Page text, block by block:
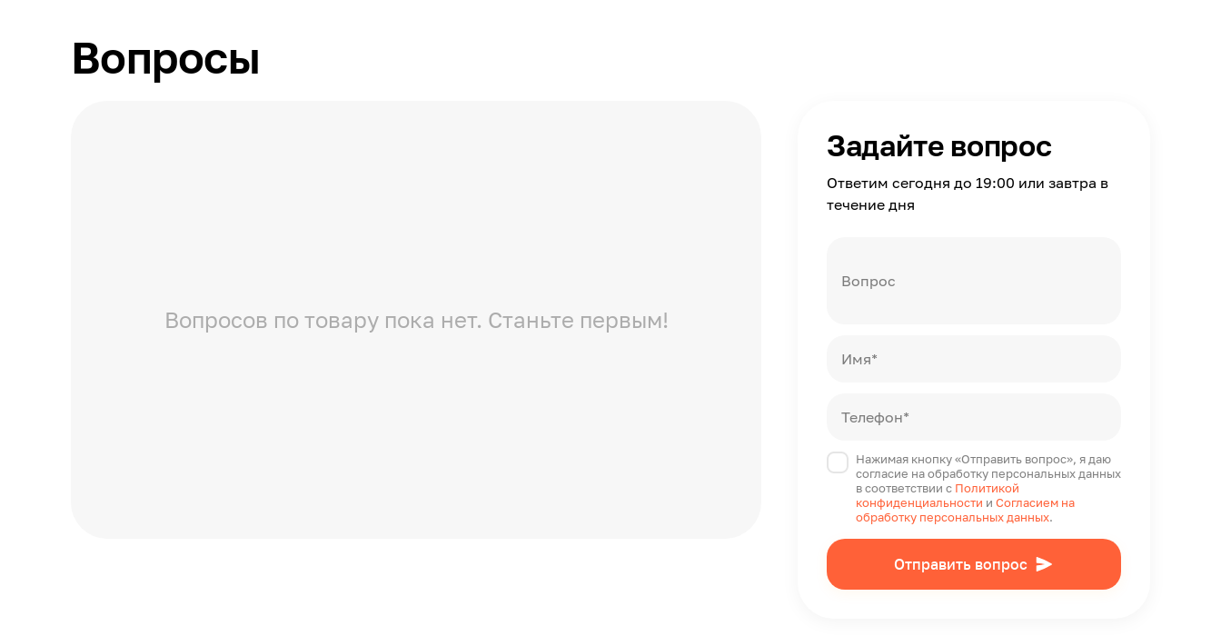
Вопросы
Вопросов по товару пока нет. Станьте первым!
Задайте вопрос
Ответим сегодня до 19:00 или завтра в
течение дня
Вопрос
Имя*
Телефон*
Нажимая кнопку «Отправить вопрос», я даю
согласие на обработку персональных данных
в соответствии с Политикой
конфиденциальности и Согласием на
обработку персональных данных.
Отправить вопрос